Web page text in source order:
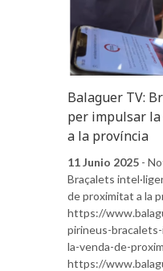
Balaguer TV:
per impulsar
a la província
11 Junio 2025 -
Braçalets
de proximitat a la
https://
pirineus-
la-venda-de-
https://